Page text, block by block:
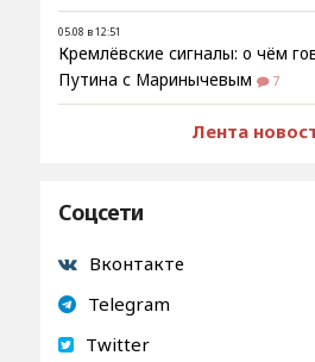
05.08 в 12:51
Кремлёвские сигналы: о чём
Путина с Маринычевым
7
Лента
Соцсети
Вконтакте
Telegram
Twitter